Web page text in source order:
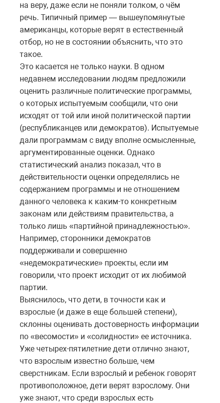
на веру, даже если не поняли толком, о чём
речь. Типичный пример — вышеупомянутые
американцы, которые верят в естественный
отбор, но не в состоянии объяснить, что это
такое.
Это касается не только науки. В одном
недавнем исследовании людям предложили
оценить различные политические программы,
о которых испытуемым сообщили, что они
исходят от той или иной политической партии
(республиканцев или демократов). Испытуемые
дали программам с виду вполне осмысленные,
аргументированные оценки. Однако
статистический анализ показал, что в
действительности оценки определялись не
содержанием программы и не отношением
данного человека к каким-то конкретным
законам или действиям правительства, а
только лишь «партийной принадлежностью».
Например, сторонники демократов
поддерживали и совершенно
«недемократические» проекты, если им
говорили, что проект исходит от их любимой
партии.
Выяснилось, что дети, в точности как и
взрослые (и даже в еще большей степени),
склонны оценивать достоверность информации
по «весомости» и «солидности» ее источника.
Уже четырех-пятилетние дети отлично знают,
что взрослым известно больше, чем
сверстникам. Если взрослый и ребенок говорят
противоположное, дети верят взрослому. Они
уже знают, что среди взрослых есть